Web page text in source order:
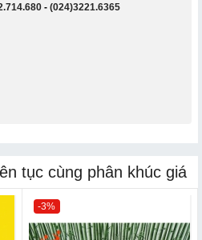
- (024)3221.6365
tục cùng phân khúc giá
-3%